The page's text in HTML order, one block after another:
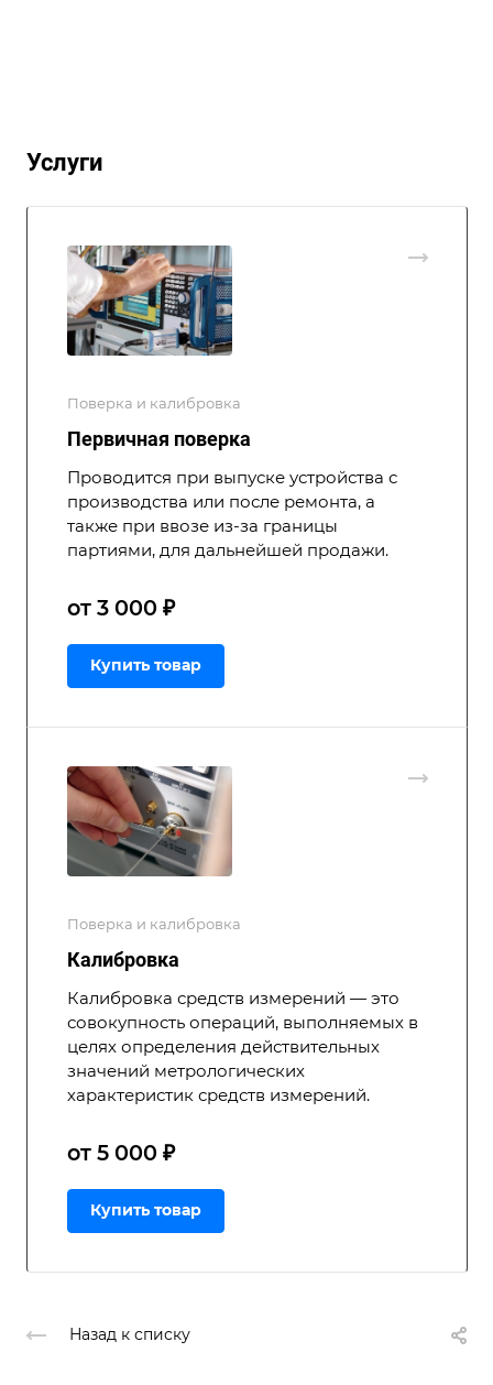
Услуги
Поверка и калибровка
Первичная поверка
Проводится при выпуске устройства с
производства или после ремонта, а
также при ввозе из-за границы
партиями, для дальнейшей продажи.
от 3 000 ₽
Купить товар
Поверка и калибровка
Калибровка
Калибровка средств измерений — это
совокупность операций, выполняемых в
целях определения действительных
значений метрологических
характеристик средств измерений.
от 5 000 ₽
Купить товар
Назад к списку